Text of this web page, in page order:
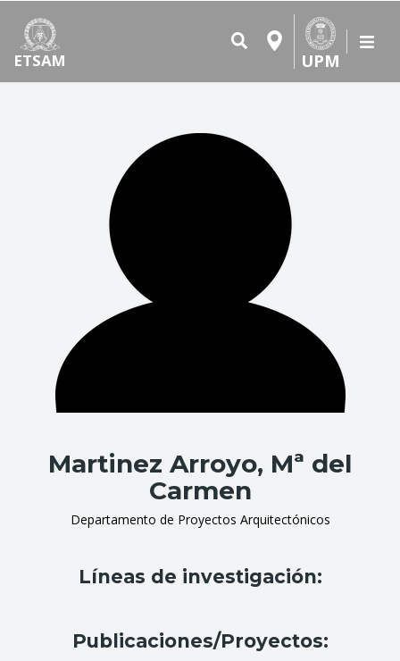
ETSAM UPM
Martinez Arroyo, Mª del
Carmen
Departamento de Proyectos Arquitectónicos
Líneas de investigación:
Publicaciones/Proyectos: